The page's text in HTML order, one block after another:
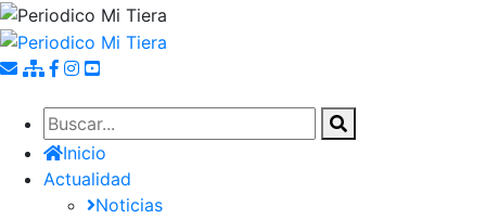
Pasar
al
contenido
Inicio
Actualidad
Noticias